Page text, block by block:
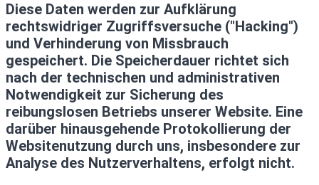
Diese Daten werden zur Aufklärung
rechtswidriger Zugriffsversuche ("Hacking")
und Verhinderung von Missbrauch
gespeichert. Die Speicherdauer richtet sich
nach der technischen und administrativen
Notwendigkeit zur Sicherung des
reibungslosen Betriebs unserer Website. Eine
darüber hinausgehende Protokollierung der
Websitenutzung durch uns, insbesondere zur
Analyse des Nutzerverhaltens, erfolgt nicht.